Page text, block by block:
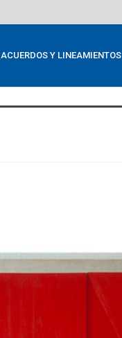
ACUERDOS Y LINEAMIENTOS